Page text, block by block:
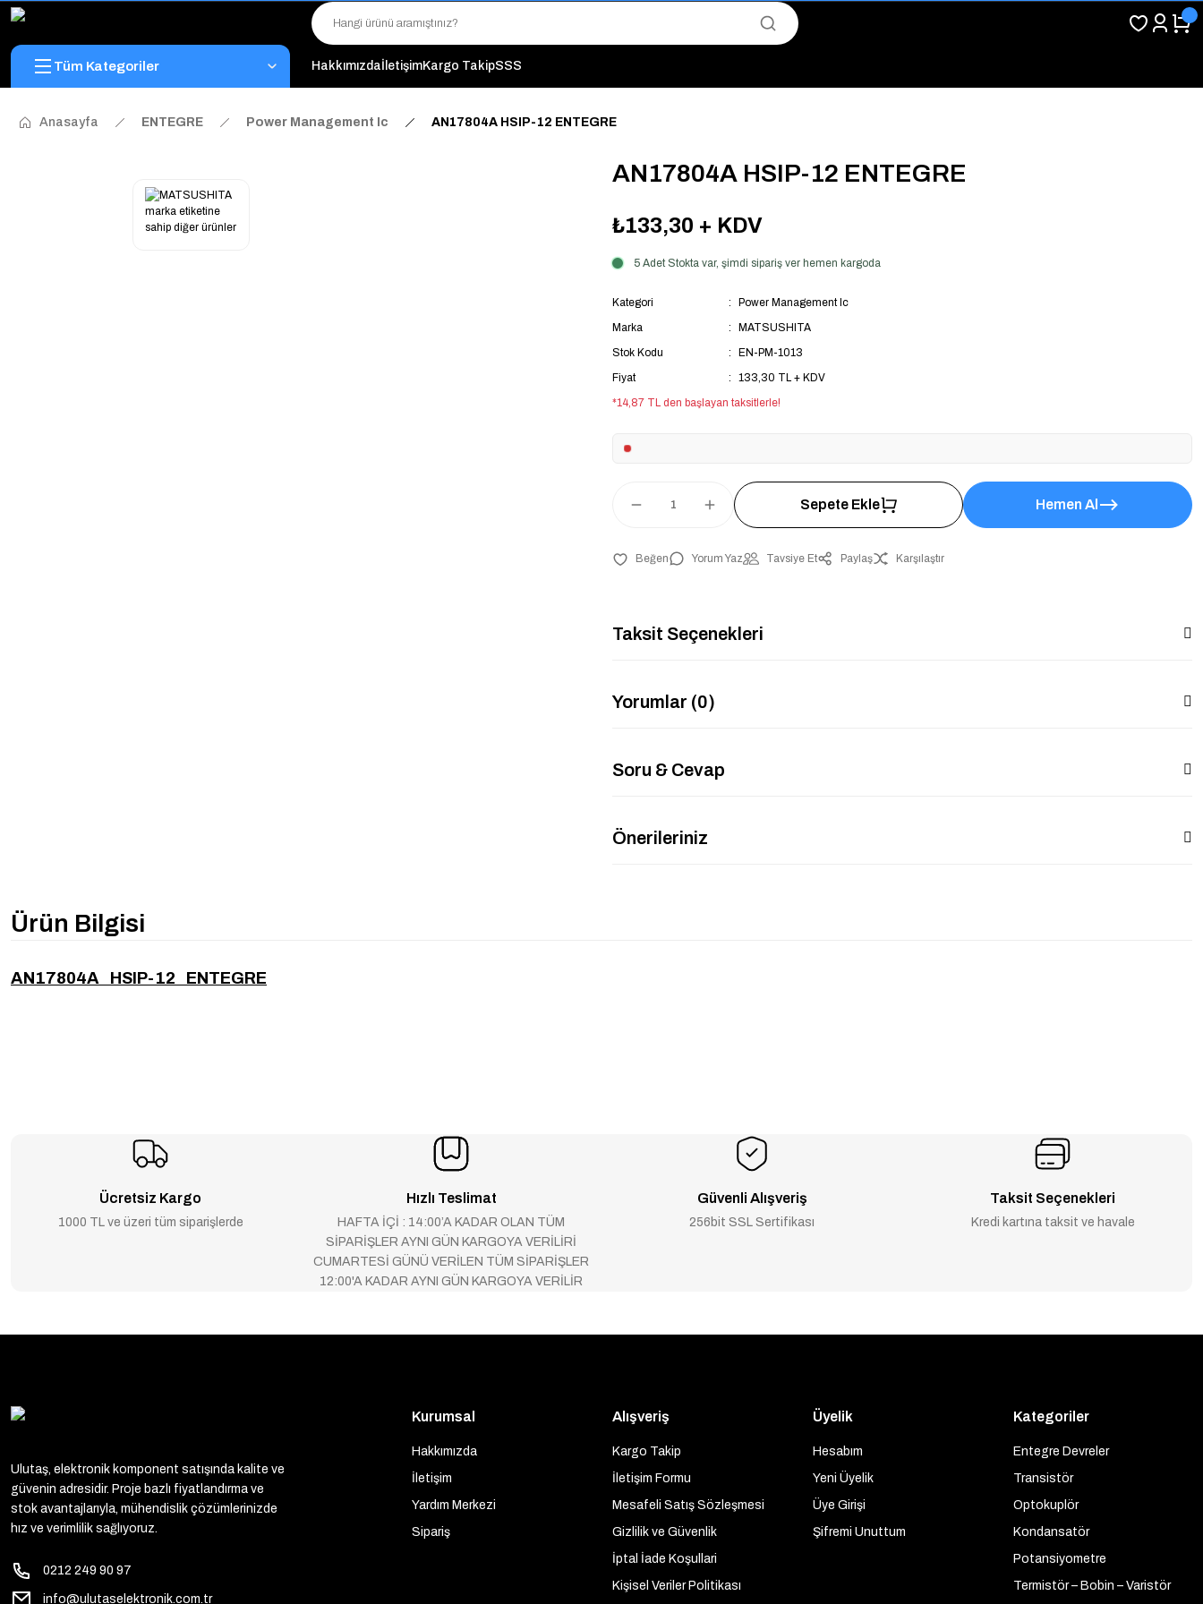
"Toptan Fiyatına Perakende Satış Avantajını Kaçırmayın!"
"Üyelere Özel: Stok Önceliği ve Proje Fiyatları."
Tüm Kategoriler HakkımızdaİletişimKargo TakipSSS
Anasayfa ENTEGRE Power Management Ic AN17804A HSIP-12 ENTEGRE
AN17804A HSIP-12 ENTEGRE
₺133,30 + KDV
5 Adet Stokta var, şimdi sipariş ver hemen kargoda
Kategori
Power Management Ic
Marka
MATSUSHITA
Stok Kodu
EN-PM-1013
Fiyat
133,30 TL + KDV
*14,87 TL den başlayan taksitlerle!
Sepete Ekle Hemen Al
Yorum Yaz Tavsiye Et Paylaş Karşılaştır
Taksit Seçenekleri
Yorumlar (0)
Soru & Cevap
Önerileriniz
Ürün Bilgisi
AN17804A HSIP-12 ENTEGRE
Ücretsiz Kargo
1000 TL ve üzeri tüm siparişlerde
Hızlı Teslimat
HAFTA İÇİ : 14:00’A KADAR OLAN TÜM
SİPARİŞLER AYNI GÜN KARGOYA VERİLİRİ
CUMARTESİ GÜNÜ VERİLEN TÜM SİPARİŞLER
12:00'A KADAR AYNI GÜN KARGOYA VERİLİR
Güvenli Alışveriş
256bit SSL Sertifikası
Taksit Seçenekleri
Kredi kartına taksit ve havale
Ulutaş, elektronik komponent satışında kalite ve
güvenin adresidir. Proje bazlı fiyatlandırma ve
stok avantajlarıyla, mühendislik çözümlerinizde
hız ve verimlilik sağlıyoruz.
0212 249 90 97
info@ulutaselektronik.com.tr
Kurumsal
Hakkımızda
İletişim
Yardım Merkezi
Sipariş
Alışveriş
Kargo Takip
İletişim Formu
Mesafeli Satış Sözleşmesi
Gizlilik ve Güvenlik
İptal İade Koşullari
Kişisel Veriler Politikası
Üyelik
Hesabım
Yeni Üyelik
Üye Girişi
Şifremi Unuttum
Kategoriler
Entegre Devreler
Transistör
Optokuplör
Kondansatör
Potansiyometre
Termistör – Bobin – Varistör